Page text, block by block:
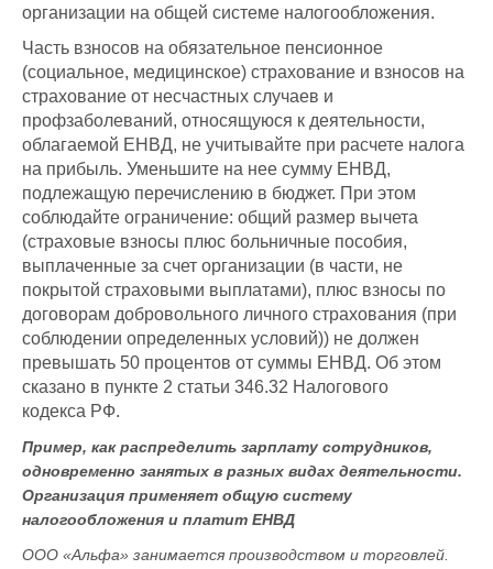
организации на общей системе налогообложения.
Часть взносов на обязательное пенсионное
(социальное, медицинское) страхование и взносов на
страхование от несчастных случаев и
профзаболеваний, относящуюся к деятельности,
облагаемой ЕНВД, не учитывайте при расчете налога
на прибыль. Уменьшите на нее сумму ЕНВД,
подлежащую перечислению в бюджет. При этом
соблюдайте ограничение: общий размер вычета
(страховые взносы плюс больничные пособия,
выплаченные за счет организации (в части, не
покрытой страховыми выплатами), плюс взносы по
договорам добровольного личного страхования (при
соблюдении определенных условий)) не должен
превышать 50 процентов от суммы ЕНВД. Об этом
сказано в пункте 2 статьи 346.32 Налогового
кодекса РФ.
Пример, как распределить зарплату сотрудников,
одновременно занятых в разных видах деятельности.
Организация применяет общую систему
налогообложения и платит ЕНВД
ООО «Альфа» занимается производством и торговлей.